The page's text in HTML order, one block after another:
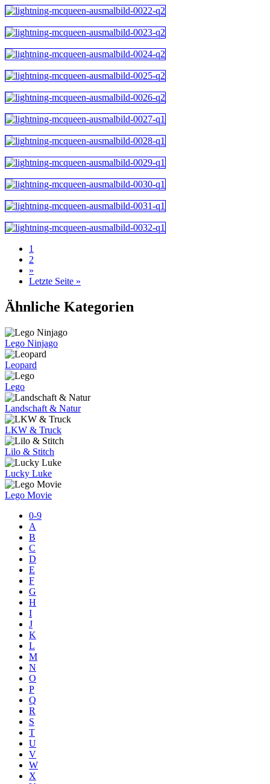
1
2
»
Letzte Seite »
Ähnliche Kategorien
Lego Ninjago
Leopard
Lego
Landschaft & Natur
LKW & Truck
Lilo & Stitch
Lucky Luke
Lego Movie
0-9
A
B
C
D
E
F
G
H
I
J
K
L
M
N
O
P
Q
R
S
T
U
V
W
X